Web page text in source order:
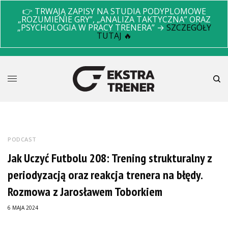
👉 TRWAJĄ ZAPISY NA STUDIA PODYPLOMOWE
„ROZUMIENIE GRY”, „ANALIZA TAKTYCZNA” ORAZ
„PSYCHOLOGIA W PRACY TRENERA” → SZCZEGÓŁY
TUTAJ 🔥
PODCAST
Jak Uczyć Futbolu 208: Trening strukturalny z
periodyzacją oraz reakcja trenera na błędy.
Rozmowa z Jarosławem Toborkiem
6 MAJA 2024